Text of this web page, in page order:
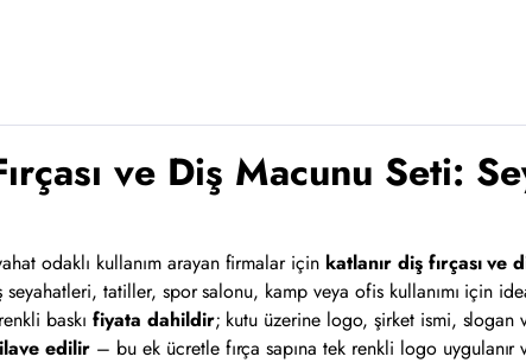
ve Diş Macunu Seti:
odaklı kullanım arayan firmalar için katlanır diş fırçası ve
tatiller, spor salonu, kamp veya ofis kullanımı için
baskı fiyata dahildir; kutu üzerine logo, şirket ismi, slogan
edilir – bu ek ücretle fırça sapına tek renkli logo